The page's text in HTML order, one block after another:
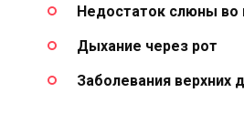
Недостаток слюны во
Дыхание через рот
Заболевания верхних